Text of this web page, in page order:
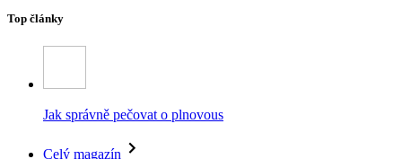
Top články
Jak správně pečovat o plnovous
Celý magazín